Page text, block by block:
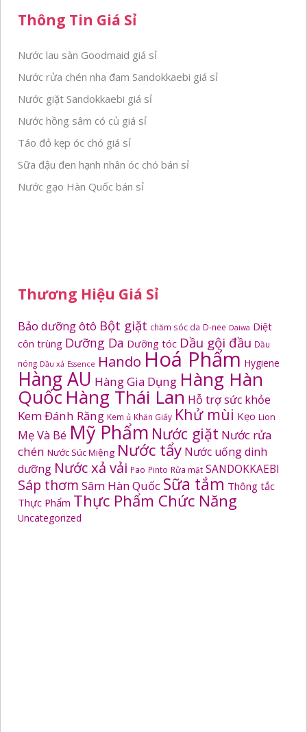
Thông Tin Giá Sỉ
Nước lau sàn Goodmaid giá sỉ
Nước rửa chén nha đam Sandokkaebi giá sỉ
Nước giặt Sandokkaebi giá sỉ
Nước hồng sâm có củ giá sỉ
Táo đỏ kẹp óc chó giá sỉ
Sữa đậu đen hạnh nhân óc chó bán sỉ
Nước gạo Hàn Quốc bán sỉ
Thương Hiệu Giá Sỉ
Bảo dưỡng ôtô Bột giặt chăm sóc da D-nee Daiwa Diệt
côn trùng Dưỡng Da Dưỡng tóc Dầu gội đầu Dầu
nóng Dầu xả Essence Hando Hoá Phẩm Hygiene
Hàng AU Hàng Gia Dụng Hàng Hàn
Quốc Hàng Thái Lan Hỗ trợ sức khỏe
Kem Đánh Răng Kem ủ Khăn Giấy Khử mùi Kẹo Lion
Mẹ Và Bé Mỹ Phẩm Nước giặt Nước rửa
chén Nước Súc Miệng Nước tẩy Nước uống dinh
dưỡng Nước xả vải Pao Pinto Rửa mặt SANDOKKAEBI
Sáp thơm Sâm Hàn Quốc Sữa tắm Thông tắc
Thực Phẩm Thực Phẩm Chức Năng
Uncategorized